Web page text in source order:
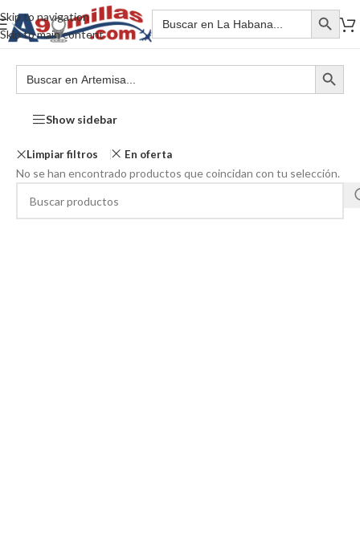
Skip to navigation
Skip to main content
Show sidebar
Limpiar filtros En oferta
No se han encontrado productos que coincidan con tu selección.